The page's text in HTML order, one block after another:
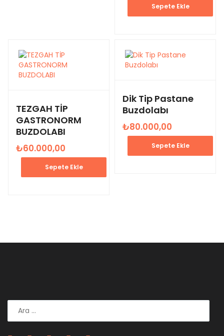
Sepete Ekle
TEZGAH TİP
GASTRONORM
BUZDOLABI
₺60.000,00
Sepete Ekle
Dik Tip Pastane
Buzdolabı
₺80.000,00
Sepete Ekle